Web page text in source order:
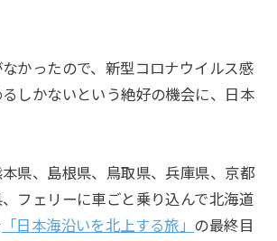
かったので、新型コロナウイルス感
しかないという絶好の機会に、日本
県、島根県、鳥取県、兵庫県、京都
フェリーに車ごと乗り込んで北海道
「日本海沿いを北上する旅」 の最終目